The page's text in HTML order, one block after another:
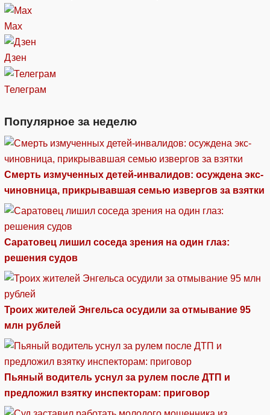
Max
Дзен
Телеграм
Популярное за неделю
Смерть измученных детей-инвалидов: осуждена экс-
чиновница, прикрывавшая семью извергов за взятки
Саратовец лишил соседа зрения на один глаз:
решения судов
Троих жителей Энгельса осудили за отмывание 95
млн рублей
Пьяный водитель уснул за рулем после ДТП и
предложил взятку инспекторам: приговор